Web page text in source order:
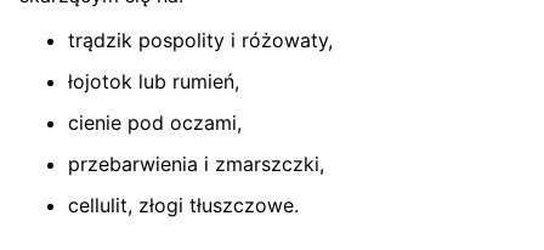
trądzik pospolity i różowaty,
łojotok lub rumień,
cienie pod oczami,
przebarwienia i zmarszczki,
cellulit, złogi tłuszczowe.